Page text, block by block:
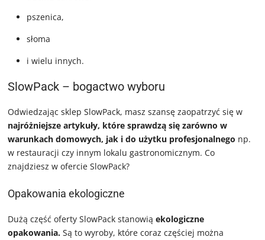
pszenica,
słoma
i wielu innych.
SlowPack – bogactwo wyboru
Odwiedzając sklep SlowPack, masz szansę zaopatrzyć się w
najróżniejsze artykuły, które sprawdzą się zarówno w
warunkach domowych, jak i do użytku profesjonalnego np.
w restauracji czy innym lokalu gastronomicznym. Co
znajdziesz w ofercie SlowPack?
Opakowania ekologiczne
Dużą część oferty SlowPack stanowiąekologiczne
opakowania.Są to wyroby, które coraz częściej można